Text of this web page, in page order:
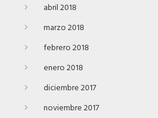
abril 2018
marzo 2018
febrero 2018
enero 2018
diciembre 2017
noviembre 2017